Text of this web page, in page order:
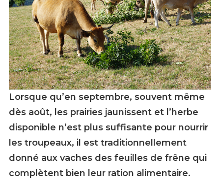
Fourrage de feuille de frêne - PNR Aubrac
Lorsque qu’en septembre, souvent même
dès août, les prairies jaunissent et l’herbe
disponible n’est plus suffisante pour nourrir
les troupeaux, il est traditionnellement
donné aux vaches des feuilles de frêne qui
complètent bien leur ration alimentaire.